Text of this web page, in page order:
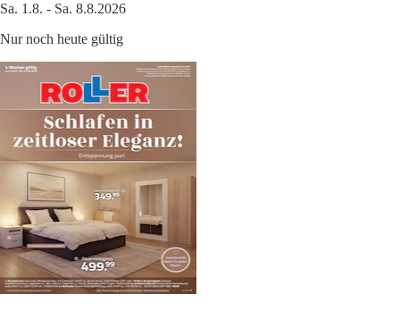
Sa. 1.8. - Sa. 8.8.2026
Nur noch heute gültig